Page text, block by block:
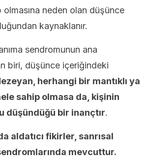
neden olan düşünce
kaynaklanır.
sendromunun ana
biri, düşünce içeriğindeki
herhangi bir mantıklı ya
sahip olmasa da, kişinin
düşündüğü bir inançtır.
aldatıcı fikirler, sanrısal
mevcuttur.